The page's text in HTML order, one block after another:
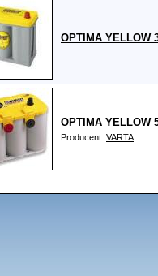
OPTIMA YELLOW
OPTIMA YELLOW
Producent: VARTA